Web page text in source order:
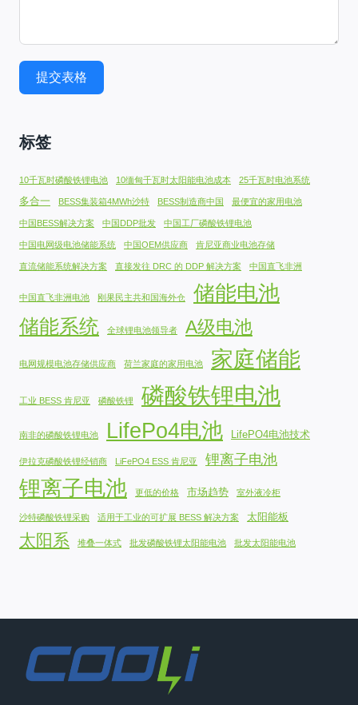
提交表格
标签
10千瓦时磷酸铁锂电池 10缅甸千瓦时太阳能电池成本 25千瓦时电池系统
多合一 BESS集装箱4MWh沙特 BESS制造商中国 最便宜的家用电池
中国BESS解决方案 中国DDP批发 中国工厂磷酸铁锂电池
中国电网级电池储能系统 中国OEM供应商 肯尼亚商业电池存储
直流储能系统解决方案 直接发往 DRC 的 DDP 解决方案 中国直飞非洲
中国直飞非洲电池 刚果民主共和国海外仓 储能电池
储能系统 全球锂电池领导者 A级电池
电网规模电池存储供应商 荷兰家庭的家用电池 家庭储能
工业 BESS 肯尼亚 磷酸铁锂 磷酸铁锂电池
南非的磷酸铁锂电池 LifePo4电池 LifePO4电池技术
伊拉克磷酸铁锂经销商 LiFePO4 ESS 肯尼亚 锂离子电池
锂离子电池 更低的价格 市场趋势 室外液冷柜
沙特磷酸铁锂采购 适用于工业的可扩展 BESS 解决方案 太阳能板
太阳系 堆叠一体式 批发磷酸铁锂太阳能电池 批发太阳能电池